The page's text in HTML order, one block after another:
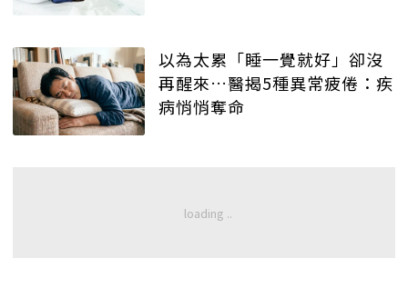
以為太累「睡一覺就好」卻沒
再醒來…醫揭5種異常疲倦：疾
病悄悄奪命